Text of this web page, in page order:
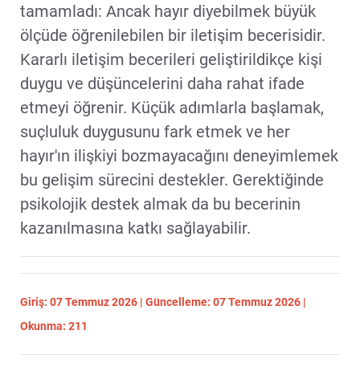
tamamladı: Ancak hayır diyebilmek büyük
ölçüde öğrenilebilen bir iletişim becerisidir.
Kararlı iletişim becerileri geliştirildikçe kişi
duygu ve düşüncelerini daha rahat ifade
etmeyi öğrenir. Küçük adımlarla başlamak,
suçluluk duygusunu fark etmek ve her
hayır'ın ilişkiyi bozmayacağını deneyimlemek
bu gelişim sürecini destekler. Gerektiğinde
psikolojik destek almak da bu becerinin
kazanılmasına katkı sağlayabilir.
Giriş: 07 Temmuz 2026 | Güncelleme: 07 Temmuz 2026 |
Okunma: 211